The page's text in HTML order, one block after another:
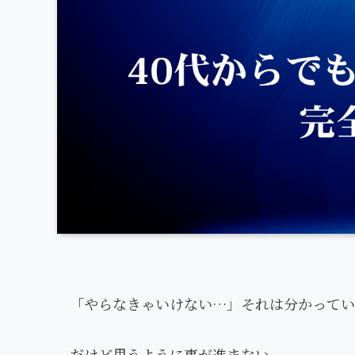
「やらなきゃいけない…」それは分かって